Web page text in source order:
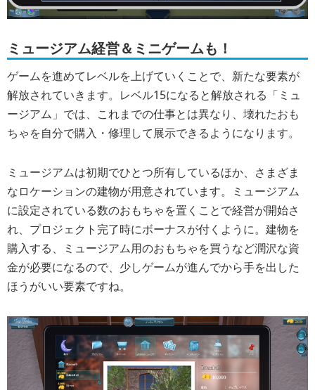
ミュージアム経営＆ミニゲームも！
ゲームを進めてレベルを上げていくことで、新たな要素が
解放されていきます。レベル15になると解放される「ミュ
ージアム」では、これまでの仕事とは異なり、壊れたおも
ちゃを自分で購入・修理して展示できるようになります。
ミュージアムは初期でひとつ所有しているほか、さまざま
なロケーションの建物が用意されています。ミュージアム
に設定されている数のおもちゃを置くことで経営が開始さ
れ、プロジェクト完了時にボーナスが付くように。建物を
購入する、ミュージアム用のおもちゃを買うなど潤沢な資
金が必要になるので、少しゲームが進んでから手を出した
ほうがいい要素ですね。